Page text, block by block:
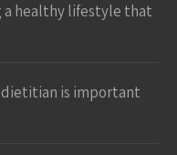
a healthy lifestyle that
dietitian is important